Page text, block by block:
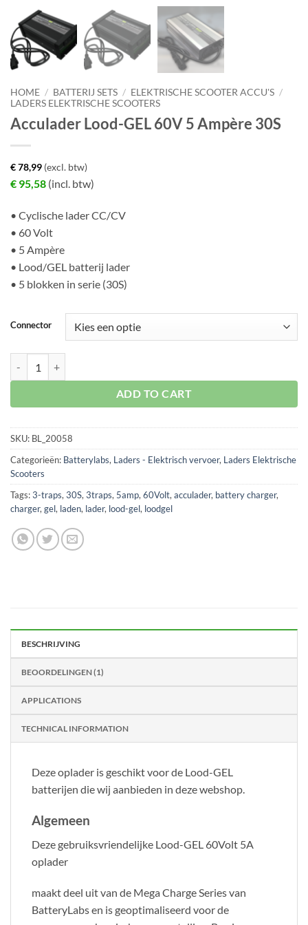
HOME / BATTERIJ SETS / ELEKTRISCHE SCOOTER ACCU'S /
LADERS ELEKTRISCHE SCOOTERS
Acculader Lood-GEL 60V 5 Ampère 30S
€78,99 (excl. btw)
€ 95,58 (incl. btw)
• Cyclische lader CC/CV
• 60 Volt
• 5 Ampère
• Lood/GEL batterij lader
• 5 blokken in serie (30S)
Connector
ADD TO CART
SKU: BL_20058
Categorieën: Batterylabs, Laders - Elektrisch vervoer, Laders Elektrische
Scooters
Tags:3-traps,30S,3traps, 5amp,60Volt,acculader, battery charger,
charger,gel, laden, lader, lood-gel, loodgel
BESCHRIJVING
BEOORDELINGEN (1)
APPLICATIONS
TECHNICAL INFORMATION
Deze oplader is geschikt voor de Lood-GEL
batterijen die wij aanbieden in deze webshop.
Algemeen
Deze gebruiksvriendelijke Lood-GEL 60Volt 5A
oplader
maakt deel uit van de Mega Charge Series van
BatteryLabs en is geoptimaliseerd voor de